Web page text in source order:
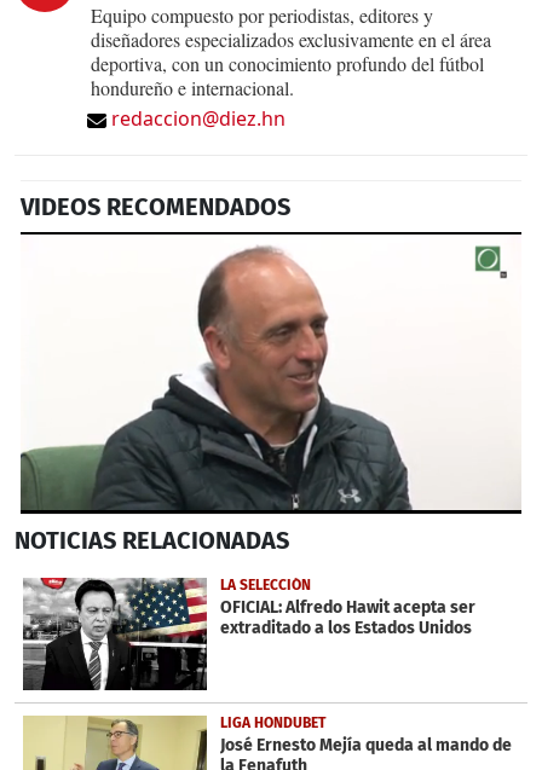
Equipo compuesto por periodistas, editores y
diseñadores especializados exclusivamente en el área
deportiva, con un conocimiento profundo del fútbol
hondureño e internacional.
redaccion@diez.hn
VIDEOS RECOMENDADOS
seconds
52
seconds
NOTICIAS RELACIONADAS
LA SELECCIÓN
OFICIAL: Alfredo Hawit acepta ser
extraditado a los Estados Unidos
LIGA HONDUBET
José Ernesto Mejía queda al mando de